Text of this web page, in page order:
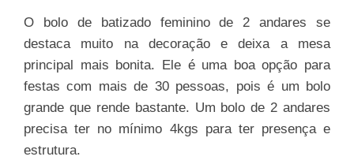
O bolo de batizado feminino de 2 andares se
destaca muito na decoração e deixa a mesa
principal mais bonita. Ele é uma boa opção para
festas com mais de 30 pessoas, pois é um bolo
grande que rende bastante. Um bolo de 2 andares
precisa ter no mínimo 4kgs para ter presença e
estrutura.